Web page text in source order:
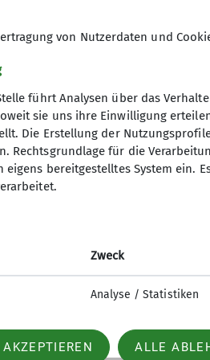
zu sein, hat uns viel
testen und uns
faszinierenden Höhlen war ein
auch dieser Natur
waren unvergesslich und
Gemeinsam frühstücken und
nur lehrreich, sondern auch
motiviert es jemanden die
von Nutzerdaten und
führt Analysen über das
sie uns ihre Einwilligung
Die Erstellung der
Rechtsgrundlage für die
eigens bereitgestelltes System ein.
Zweck
Analyse / Statistiken
ALLE